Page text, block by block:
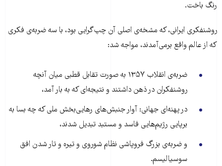
رنگ باخت.
روشنفکری ایرانی، که مشخه‌ی اصلی آن چپ‌گرایی بود، با سه ضربه‌ی فکری
که از عالم واقع برمی‌آمدند، مواجه شد:
ضربه‌ی انقلاب ۱۳۵۷ به صورت تقابل قطبی میان آنچه
روشنفکران در ذهن داشتند و نتیجه‌ای که به بار آمد،
در پهنه‌ای جهانی: آوار جنبش‌های رهایی‌بخش ملی که چه بسا به
برپایی رژیم‌هایی فاسد و مستبد تبدیل شدند،
و ضربه‌ی بزرگ فروپاشی نظام شوروی و تیره و تار شدن افق
سوسیالیسم.